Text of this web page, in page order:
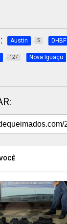
Austin 5 DHBF
127 Nova Iguaçu